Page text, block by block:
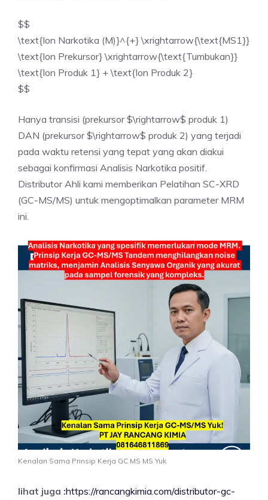
$$
\text{Ion Narkotika (M)}^{+} \xrightarrow{\text{MS1}}
\text{Ion Prekursor} \xrightarrow{\text{Tumbukan}}
\text{Ion Produk 1} + \text{Ion Produk 2}
$$
Hanya transisi (prekursor $\rightarrow$ produk 1)
DAN (prekursor $\rightarrow$ produk 2) yang terjadi
pada waktu retensi yang tepat yang akan diakui
sebagai konfirmasi Analisis Narkotika positif.
Distributor Ahli kami memberikan Pelatihan SC-XRD
(GC-MS/MS) untuk mengoptimalkan parameter MRM
ini.
Kenalan Sama Prinsip Kerja GC MS MS Yuk
lihat juga :https://rancangkimia.com/distributor-gc-